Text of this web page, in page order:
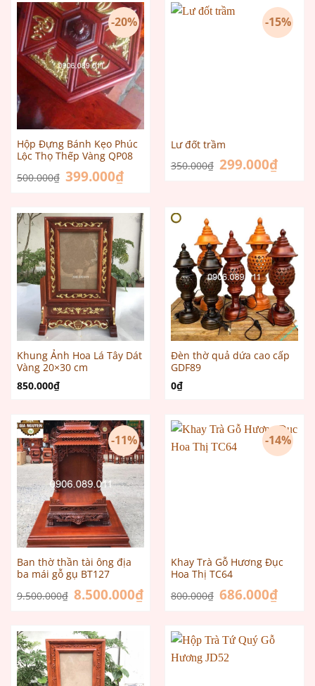
-20%
Hộp Đựng Bánh Kẹo Phúc
Lộc Thọ Thếp Vàng QP08
500.000₫ Giá
gốc
399.000₫Giá
hiện
399.000₫.
-15%
Lư đốt trầm
350.000₫ Giá
gốc
299.000₫Giá
hiện
Khung Ảnh Hoa Lá Tây Dát
Vàng 20×30 cm
850.000₫
Đèn thờ quả dứa cao cấp
GDF89
0₫
-11%
Ban thờ thần tài ông địa
ba mái gỗ gụ BT127
9.500.000₫ Giá
gốc
8.500.000₫Giá
hiện
8.500.000₫.
-14%
Khay Trà Gỗ Hương Đục
Hoa Thị TC64
800.000₫ Giá
gốc
686.000₫Giá
hiện